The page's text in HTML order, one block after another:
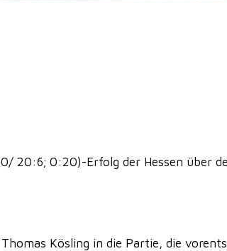
20:6; 0:20)-Erfolg der Hessen über
Kösling in die Partie, die